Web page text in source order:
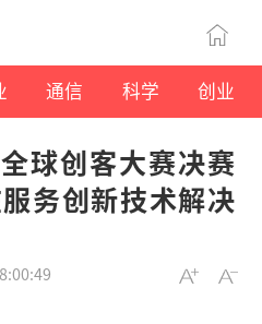
通信 科学 创业
球创客大赛决赛
务创新技术解决